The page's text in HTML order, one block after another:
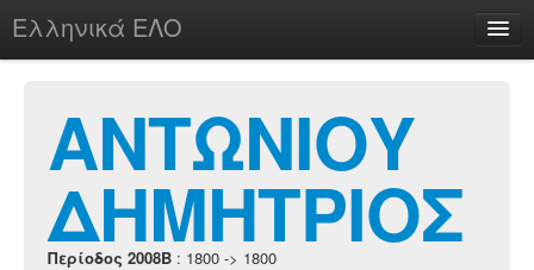
Ελληνικά ΕΛΟ
chesstu.be @ discord
Login
ΑΝΤΩΝΙΟΥ
ΔΗΜΗΤΡΙΟΣ
Περίοδος 2008B : 1800 -> 1800